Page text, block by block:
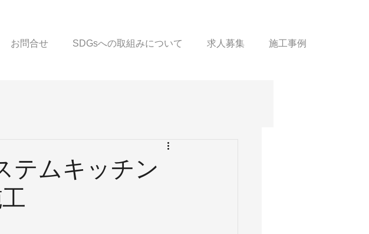
お問合せ SDGsへの取組みについて 求人募集 施工事例
テムキッチン